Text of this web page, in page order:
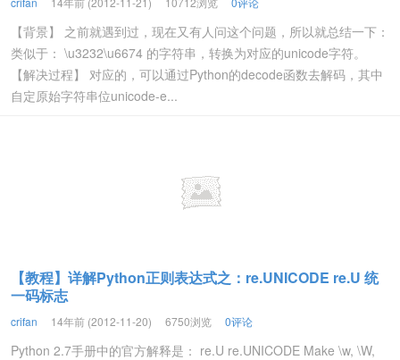
【背景】 之前就遇到过，现在又有人问这个问题，所以就总结一下：
类似于： \u3232\u6674 的字符串，转换为对应的unicode字符。
【解决过程】 对应的，可以通过Python的decode函数去解码，其中
自定原始字符串位unicode-e...
【教程】详解Python正则表达式之：re.UNICODE re.U 统
一码标志
crifan 14年前 (2012-11-20) 6750浏览 0评论
Python 2.7手册中的官方解释是： re.U re.UNICODE Make \w, \W,